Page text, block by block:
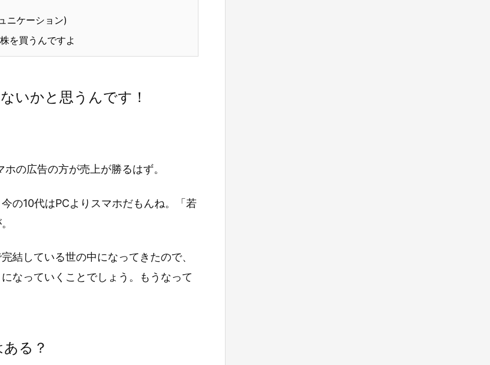
ニケーション)
を買うんですよ
いかと思うんです！
の広告の方が売上が勝るはず。
の10代はPCよりスマホだもんね。「若
結している世の中になってきたので、
なっていくことでしょう。もうなって
る？